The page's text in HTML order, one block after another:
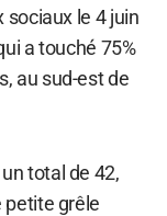
sociaux le 4 juin
a touché 75%
au sud-est de
total de 42,
petite grêle